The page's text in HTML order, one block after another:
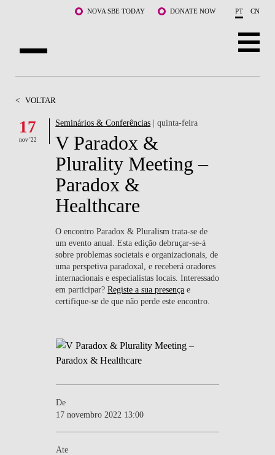
Saltar para o conteúdo principalNOVA SBE TODAY DONATE NOW PT CN
DOCENTES E INVESTIGAÇÃO
COMUNIDADE
< VOLTAR
17
nov '22
Seminários & Conferências | quinta-feira
V Paradox &
Plurality Meeting –
Paradox &
Healthcare
O encontro Paradox & Pluralism trata-se de
um evento anual. Esta edição debruçar-se-á
sobre problemas societais e organizacionais, de
uma perspetiva paradoxal, e receberá oradores
internacionais e especialistas locais. Interessado
em participar?Registe a sua presença e
certifique-se de que não perde este encontro.
De
17 novembro 2022 13:00
Ate